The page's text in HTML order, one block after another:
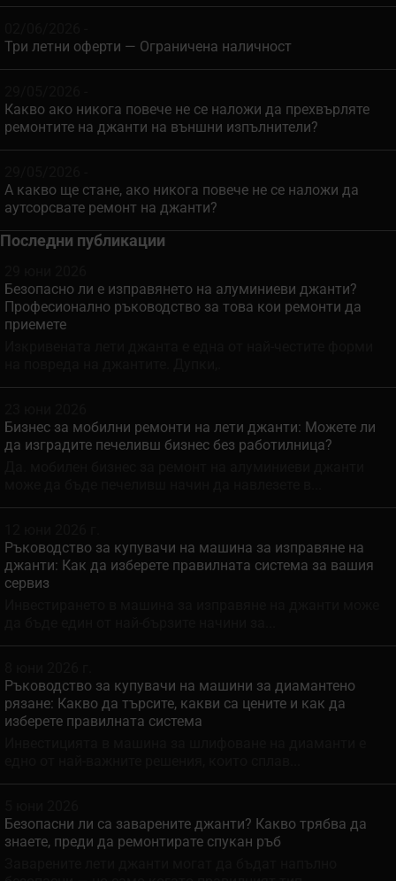
Три летни оферти — Ограничена наличност
Какво ако никога повече не се наложи да прехвърляте
ремонтите на джанти на външни изпълнители?
А какво ще стане, ако никога повече не се наложи да
аутсорсвате ремонт на джанти?
Последни публикации
Безопасно ли е изправянето на алуминиеви джанти?
Професионално ръководство за това кои ремонти да
приемете
Бизнес за мобилни ремонти на лети джанти: Можете ли
да изградите печеливш бизнес без работилница?
Ръководство за купувачи на машина за изправяне на
джанти: Как да изберете правилната система за вашия
сервиз
Ръководство за купувачи на машини за диамантено
рязане: Какво да търсите, какви са цените и как да
изберете правилната система
Безопасни ли са заварените джанти? Какво трябва да
знаете, преди да ремонтирате спукан ръб